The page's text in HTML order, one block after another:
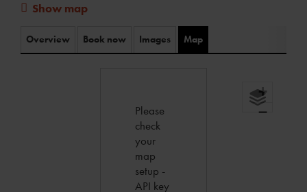
Show map
Overview Book now Images Map
Please
check
your
map
setup -
API key
+
−